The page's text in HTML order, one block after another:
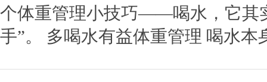
个体重管理小技巧——喝水，它其
手”。 多喝水有益体重管理 喝水